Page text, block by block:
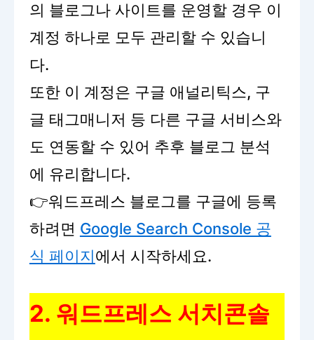
의 블로그나 사이트를 운영할 경우 이
계정 하나로 모두 관리할 수 있습니
다.
또한 이 계정은 구글 애널리틱스, 구
글 태그매니저 등 다른 구글 서비스와
도 연동할 수 있어 추후 블로그 분석
에 유리합니다.
👉워드프레스 블로그를 구글에 등록
하려면 Google Search Console 공
식 페이지에서 시작하세요.
2. 워드프레스 서치콘솔